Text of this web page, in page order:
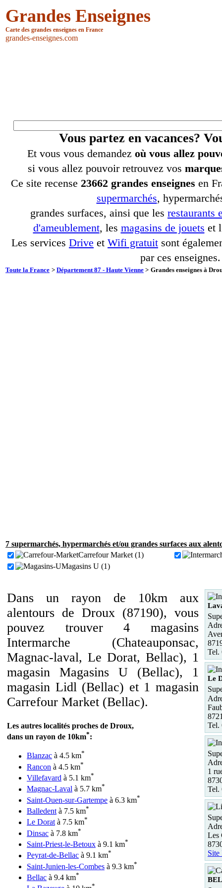
Grandes Enseignes
Carte des grandes enseignes en France
grandes-enseignes.com
Vous partez en vacances?
Et vous vous demandez où vous allez
si vous allez pouvoir retrouvez vos
Ce site recense 23662 grandes enseignes en
supermarchés,
grandes surfaces, ainsi que les restaurants
d'ameublement, les magasins de jouets et
Les services Drive et Wifi gratuit sont
par ces enseignes.
Toute la France > Département 87 - Haute Vienne > Grandes enseignes à
7 supermarchés, hypermarchés et/ou grandes surfaces aux
Carrefour Market (1)
Magasins U (1)
Dans un rayon de 10km aux
alentours de Droux (87190), vous
pouvez trouver 4 magasins
Intermarche (Chateauponsac,
Magnac-laval, Le Dorat, Bellac), 1
magasin Magasins U (Bellac), 1
magasin Lidl (Bellac) et 1 magasin
Carrefour Market (Bellac).
Les autres localités proches de Droux,
dans un rayon de 10km*:
Blanzac à 4.5 km*
Rancon à 4.5 km*
Villefavard à 5.1 km*
Magnac-Laval à 5.7 km*
Saint-Ouen-sur-Gartempe à 6.3 km*
Balledent à 7.5 km*
Le Doratà 7.5 km*
Dinsac à 7.8 km*
Saint-Priest-le-Betoux à 9.1 km*
Peyrat-de-Bellac à 9.1 km*
Saint-Junien-les-Combes à 9.3 km*
Bellac à 9.4 km*
*
Tel.
Le
Tel.
1
Tel.
Les
Site